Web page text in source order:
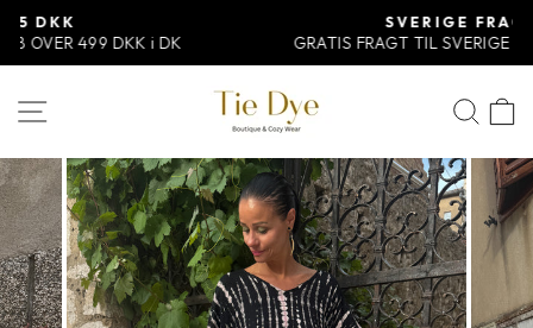
Skip
indhold
SVERIGE FRAGT 60 DKK
GRATIS FRAGT TIL SVERIGE VED KØB OVER 499 DKK